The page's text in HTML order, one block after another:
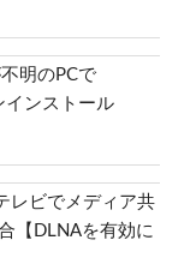
明のPCで
ンストール
レビでメディア共
【DLNAを有効に